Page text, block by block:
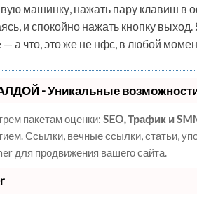
машинку, нажать пару клавиш в
и спокойно нажать кнопку
а что, это же не нфс, в любой
- Уникальные возможности
пакетам оценки: SEO, Трафик и
Ссылки, вечные ссылки, статьи,
для продвижения вашего сайта.